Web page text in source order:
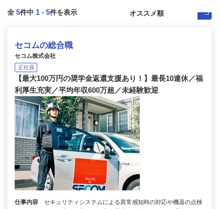
全 5件中 1 - 5件を表示
セコムの総合職
セコム株式会社
正社員
【最大100万円の奨学金返還支援あり！】最長10連休／福
利厚生充実／平均年収600万超／未経験歓迎
仕事内容
セキュリティシステムによる異常感知時の対応や機器の点検